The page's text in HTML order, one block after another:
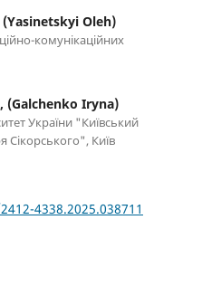
Oleh)
комунікаційних
(Galchenko Iryna)
України "Київський
Сікорського", Київ
4338.2025.038711